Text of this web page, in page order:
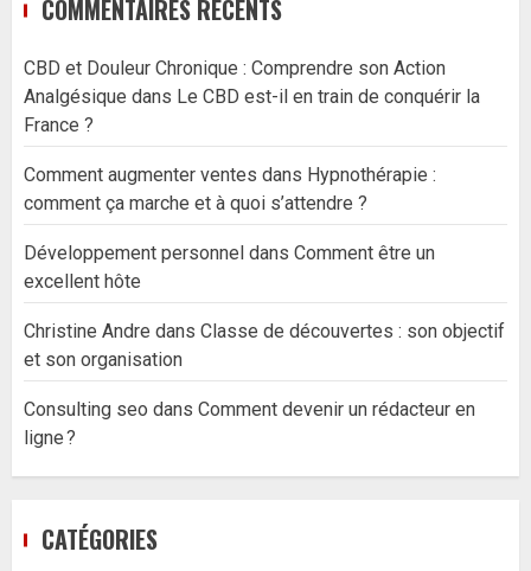
COMMENTAIRES RÉCENTS
CBD et Douleur Chronique : Comprendre son Action
Analgésique dans Le CBD est-il en train de conquérir la
France ?
Comment augmenter ventes dans Hypnothérapie :
comment ça marche et à quoi s’attendre ?
Développement personnel dans Comment être un
excellent hôte
Christine Andre dans Classe de découvertes : son objectif
et son organisation
Consulting seo dans Comment devenir un rédacteur en
ligne ?
CATÉGORIES